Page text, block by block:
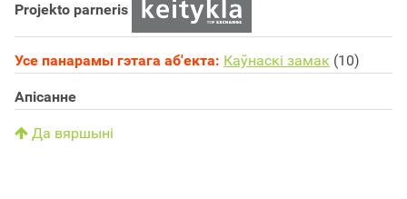
Projekto parneris
Усе панарамы гэтага аб'екта: Каўнаскі замак (10)
Апісанне
Да вяршыні